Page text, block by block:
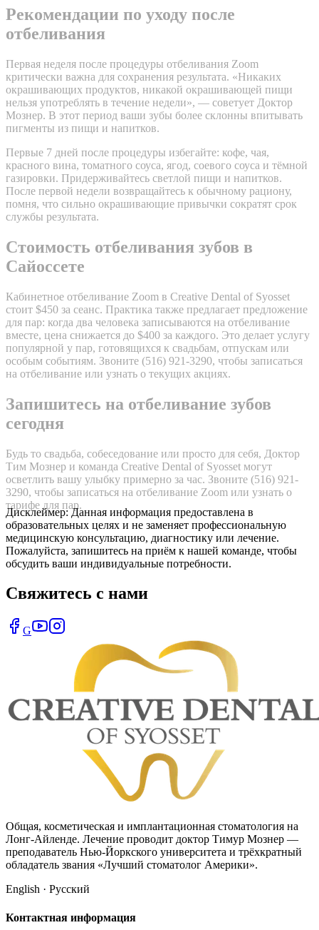
Рекомендации по уходу после
отбеливания
Первая неделя после процедуры отбеливания Zoom
критически важна для сохранения результата. «Никаких
окрашивающих продуктов, никакой окрашивающей пищи
нельзя употреблять в течение недели», — советует Доктор
Мознер. В этот период ваши зубы более склонны впитывать
пигменты из пищи и напитков.
Первые 7 дней после процедуры избегайте: кофе, чая,
красного вина, томатного соуса, ягод, соевого соуса и тёмной
газировки. Придерживайтесь светлой пищи и напитков.
После первой недели возвращайтесь к обычному рациону,
помня, что сильно окрашивающие привычки сократят срок
службы результата.
Стоимость отбеливания зубов в
Сайоссете
Кабинетное отбеливание Zoom в Creative Dental of Syosset
стоит $450 за сеанс. Практика также предлагает предложение
для пар: когда два человека записываются на отбеливание
вместе, цена снижается до $400 за каждого. Это делает услугу
популярной у пар, готовящихся к свадьбам, отпускам или
особым событиям. Звоните (516) 921-3290, чтобы записаться
на отбеливание или узнать о текущих акциях.
Запишитесь на отбеливание зубов
сегодня
Будь то свадьба, собеседование или просто для себя, Доктор
Тим Мознер и команда Creative Dental of Syosset могут
осветлить вашу улыбку примерно за час. Звоните (516) 921-
3290, чтобы записаться на отбеливание Zoom или узнать о
тарифе для пар.
Дисклеймер: Данная информация предоставлена в
образовательных целях и не заменяет профессиональную
медицинскую консультацию, диагностику или лечение.
Пожалуйста, запишитесь на приём к нашей команде, чтобы
обсудить ваши индивидуальные потребности.
Свяжитесь с нами
G
Общая, косметическая и имплантационная стоматология на
Лонг-Айленде. Лечение проводит доктор Тимур Мознер —
преподаватель Нью-Йоркского университета и трёхкратный
обладатель звания «Лучший стоматолог Америки».
English · Русский
Контактная информация